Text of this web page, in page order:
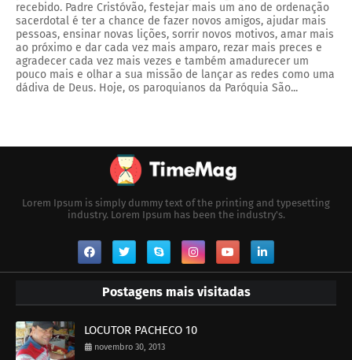
recebido. Padre Cristóvão, festejar mais um ano de ordenação
sacerdotal é ter a chance de fazer novos amigos, ajudar mais
pessoas, ensinar novas lições, sorrir novos motivos, amar mais
ao próximo e dar cada vez mais amparo, rezar mais preces e
agradecer cada vez mais vezes e também amadurecer um
pouco mais e olhar a sua missão de lançar as redes como uma
dádiva de Deus. Hoje, os paroquianos da Paróquia São...
Lorem Ipsum is simply dummy text of the printing and typesetting
industry. Lorem Ipsum has been the industry's.
Postagens mais visitadas
LOCUTOR PACHECO 10
novembro 30, 2013